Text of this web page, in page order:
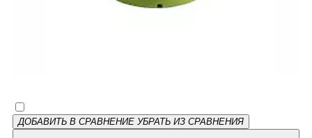
ДОБАВИТЬ В СРАВНЕНИЕ УБРАТЬ ИЗ СРАВНЕНИЯ